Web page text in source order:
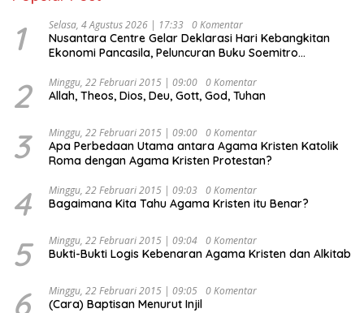
1 Selasa, 4 Agustus 2026 | 17:33 0 Komentar
Nusantara Centre Gelar Deklarasi Hari Kebangkitan
Ekonomi Pancasila, Peluncuran Buku Soemitro
Ekonomi Politik Indonesia) & Simposium Nasional
“Urgensi Undang-Undang Perekonomian Nasional dan
Indonesia Emas 2045”,
2 Minggu, 22 Februari 2015 | 09:00 0 Komentar
Allah, Theos, Dios, Deu, Gott, God, Tuhan
3 Minggu, 22 Februari 2015 | 09:00 0 Komentar
Apa Perbedaan Utama antara Agama Kristen Katolik
Roma dengan Agama Kristen Protestan?
4 Minggu, 22 Februari 2015 | 09:03 0 Komentar
Bagaimana Kita Tahu Agama Kristen itu Benar?
5 Minggu, 22 Februari 2015 | 09:04 0 Komentar
Bukti-Bukti Logis Kebenaran Agama Kristen dan Alkitab
6 Minggu, 22 Februari 2015 | 09:05 0 Komentar
(Cara) Baptisan Menurut Injil